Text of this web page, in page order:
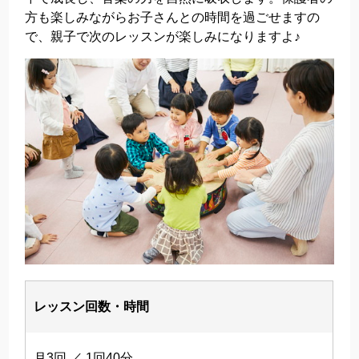
方も楽しみながらお子さんとの時間を過ごせますの
で、親子で次のレッスンが楽しみになりますよ♪
レッスン回数・時間